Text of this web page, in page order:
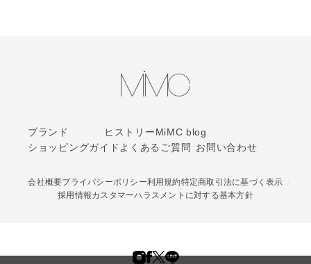
ブランド ヒストリーMiMC blog
ショッピングガイド よくあるご質問 お問い合わせ
会社概要プライバシーポリシー利用規約特定商取引法に基づく表示
採用情報カスタマーハラスメントに対する基本方針